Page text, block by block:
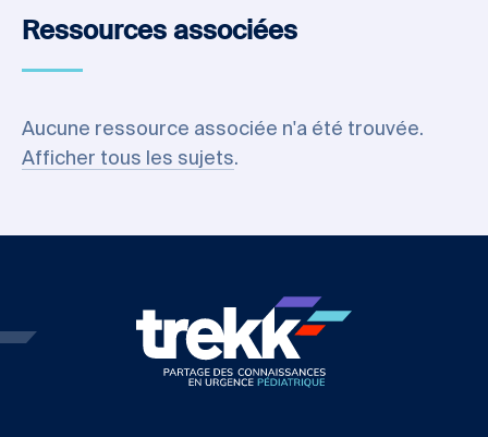
Ressources associées
Aucune ressource associée n'a été trouvée.
Afficher tous les sujets.